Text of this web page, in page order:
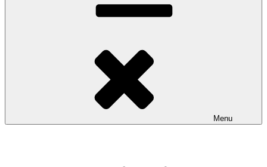
Menu